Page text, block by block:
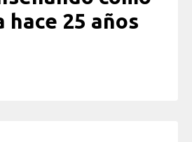
hace 25 años